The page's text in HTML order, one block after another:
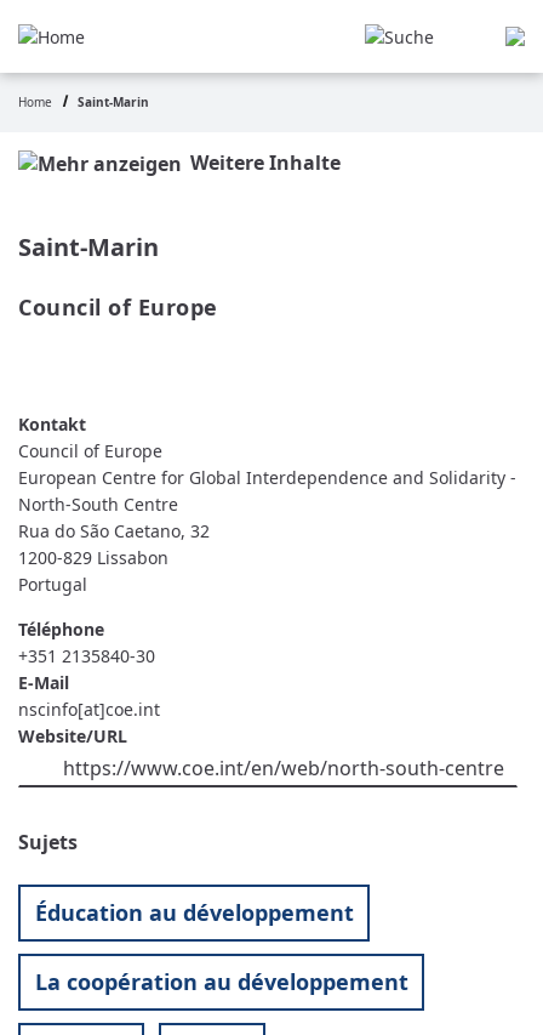
au
principal
Fil
d'Ariane
Home Saint-Marin
Weitere Inhalte
Saint-Marin
Council of Europe
Council of Europe
European Centre for Global Interdependence and Solidarity -
North-South Centre
Rua do São Caetano, 32
1200-829 Lissabon
Portugal
Téléphone
+351 2135840-30
E-Mail
nscinfo[at]coe.int
Website/URL
https://www.coe.int/en/web/north-south-centre
Sujets
Éducation au développement
La coopération au développement